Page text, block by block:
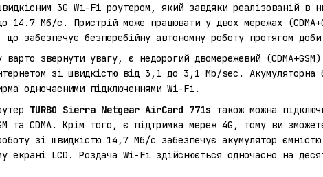
3G Wi-Fi роутером, який завдяки реалізованій в
14.7 Мб/с. Пристрій може працювати у двох мережах
що забезпечує безперебійну автономну роботу протягом
звернути увагу, є недорогий двомережевий
зі швидкістю від 3,1 до 3,1 Mb/sec. Акумуляторна
одночасними підключеннями Wi-Fi.
TURBO Sierra Netgear AirCard 771s також можна
та CDMA. Крім того, є підтримка мереж 4G, тому ви
зі швидкістю 14,7 Мб/с забезпечує акумулятор
екрані LCD. Роздача Wi-Fi здійснюється одночасно на